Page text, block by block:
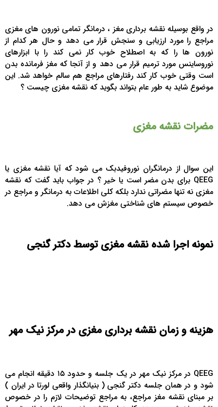
در واقع بوسیله نقشه برداری مغز ، درمانگر تمامی نورون های مغزی
مراجع را مورد ارزیابی و سنجش قرار می دهد و حال هر کدام از
نورون ها را که به اصطلاح خوب کار نمی کند را با ابزارهای
نوروساینس مورد ترمیم قرار می دهد و از آنجا که مغز فرمانده بدن
است وقتی خوب کار کند رفتارهای مراجع هم سالم خواهد شد. این
موضوع شاید به طور عام بتواند بگوید که نقشه مغزی چیست ؟
مضرات نقشه مغزی
این سوال از درمانگران نوروفیدبک می شود که آیا نقشه مغزی یا
QEEG برای بدن مضر است یا خیر ؟ در جواب باید گفت که نقشه
مغزی نه تنها مضراتی ندارد بلکه کلی اطلاعات به درمانگر و مراجع در
خصوص سیستم های شناختی مغزش می دهد.
نمونه اجرا شده نقشه مغزی توسط دکتر گنجی
هزینه و زمان نقشه برداری مغزی در مرکز نیک مهر
QEEG در مرکز نیک مهر در یک جلسه و حدود ۱۵ دقیقه انجام می
شود و در همان جلسه دکتر گنجی ( بنیانگذار واقعی لورتا در ایران )
بر مبنای نقشه مغز مراجع، به مراجع توضیحات لازم را در خصوص